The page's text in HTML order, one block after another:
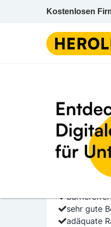
Kostenlosen
4.4
Dr.
Arzt /
barrierefrei
sehr gute
adäquate